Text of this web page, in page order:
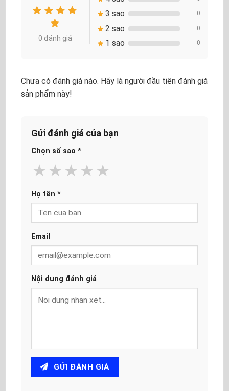
0 đánh giá
3 sao 0
2 sao 0
1 sao 0
Chưa có đánh giá nào. Hãy là người đầu tiên đánh giá
sản phẩm này!
Gửi đánh giá của bạn
Chọn số sao *
★
★
★
★
★
Họ tên *
Email
Nội dung đánh giá
GỬI ĐÁNH GIÁ